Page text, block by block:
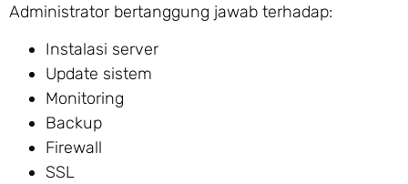
Administrator bertanggung jawab terhadap:
Instalasi server
Update sistem
Monitoring
Backup
Firewall
SSL